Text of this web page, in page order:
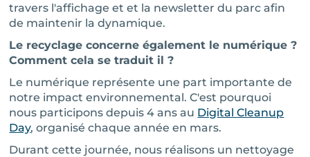
travers l'affichage et et la newsletter du parc afin
de maintenir la dynamique.
Le recyclage concerne également le numérique ?
Comment cela se traduit il ?
Le numérique représente une part importante de
notre impact environnemental. C'est pourquoi
nous participons depuis 4 ans au Digital Cleanup
Day, organisé chaque année en mars.
Durant cette journée, nous réalisons un nettoyage